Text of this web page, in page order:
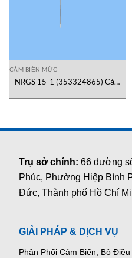
CẢM BIẾN MỨC
NRGS 15-1 (353324865) Cảm
Gestra Vietnam
Trụ sở chính:66 đường
Phúc, Phường Hiệp Bình
Đức, Thành phố Hồ Chí
GIẢI PHÁP & DỊCH VỤ
Phân Phối Cảm Biến, Bộ Điều